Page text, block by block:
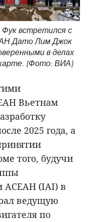
встретился с
Дато Лим Джок
в делах
(Фото: ВИА)
Вьетнам
2025 года, а
того, будучи
АСЕАН (IAI) в
ведущую
по